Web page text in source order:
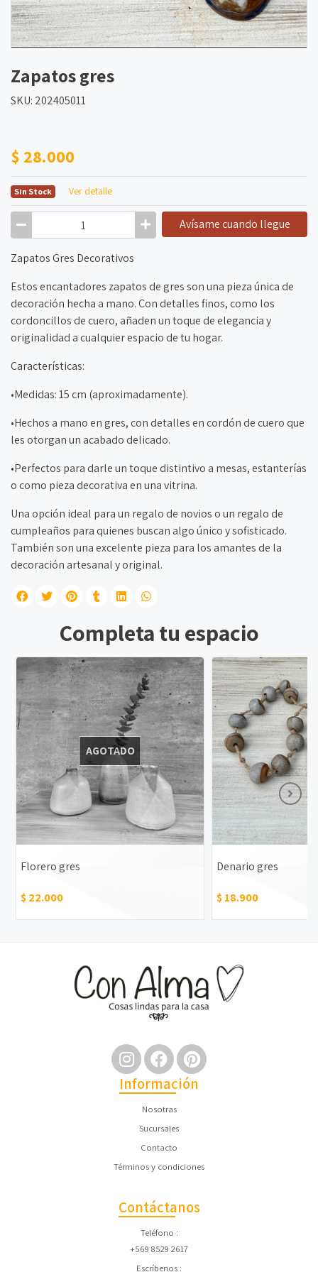
Zapatos gres
SKU: 202405011
$ 28.000
Sin Stock Ver detalle
Avísame cuando llegue
Zapatos Gres Decorativos
Estos encantadores zapatos de gres son una pieza única de
decoración hecha a mano. Con detalles finos, como los
cordoncillos de cuero, añaden un toque de elegancia y
originalidad a cualquier espacio de tu hogar.
Características:
•Medidas: 15 cm (aproximadamente).
•Hechos a mano en gres, con detalles en cordón de cuero que
les otorgan un acabado delicado.
•Perfectos para darle un toque distintivo a mesas, estanterías
o como pieza decorativa en una vitrina.
Una opción ideal para un regalo de novios o un regalo de
cumpleaños para quienes buscan algo único y sofisticado.
También son una excelente pieza para los amantes de la
decoración artesanal y original.
Completa tu espacio
AGOTADO
Florero gres
$ 22.000
Denario gres
$ 18.900
Información
Nosotras
Sucursales
Contacto
Términos y condiciones
Contáctanos
Teléfono
+569 8529 2617
Escríbenos